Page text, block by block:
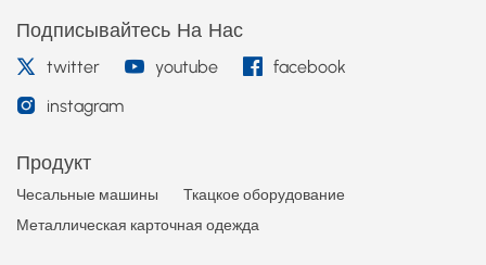
Подписывайтесь На Нас
twitter youtube
facebook
instagram
Продукт
Чесальные машины
Ткацкое оборудование
Металлическая карточная одежда